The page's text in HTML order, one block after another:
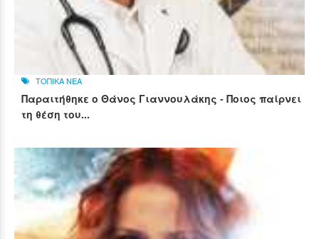
ΤΟΠΙΚΑ ΝΕΑ
Παραιτήθηκε ο Θάνος Γιαννουλάκης - Ποιος παίρνει
τη θέση του...